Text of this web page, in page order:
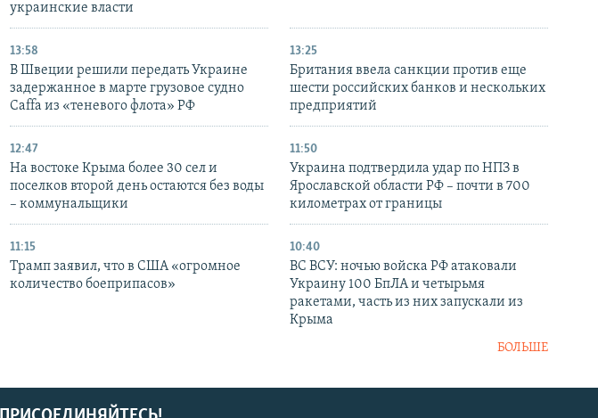
украинские власти
13:58
В Швеции решили передать Украине
задержанное в марте грузовое судно
Caffa из «теневого флота» РФ
13:25
Британия ввела санкции против еще
шести российских банков и нескольких
предприятий
12:47
На востоке Крыма более 30 сел и
поселков второй день остаются без воды
– коммунальщики
11:50
Украина подтвердила удар по НПЗ в
Ярославской области РФ – почти в 700
километрах от границы
11:15
Трамп заявил, что в США «огромное
количество боеприпасов»
10:40
ВС ВСУ: ночью войска РФ атаковали
Украину 100 БпЛА и четырьмя
ракетами, часть из них запускали из
Крыма
БОЛЬШЕ